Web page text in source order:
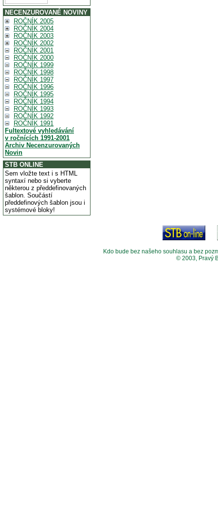
NECENZUROVANÉ NOVINY
ROČNÍK 2005
ROČNÍK 2004
ROČNÍK 2003
ROČNÍK 2002
ROČNÍK 2001
ROČNÍK 2000
ROČNÍK 1999
ROČNÍK 1998
ROČNÍK 1997
ROČNÍK 1996
ROČNÍK 1995
ROČNÍK 1994
ROČNÍK 1993
ROČNÍK 1992
ROČNÍK 1991
Fultextové vyhledávání
v ročnících 1991-2001
Archiv Necenzurovaných
Novin
STB ONLINE
Sem vložte text i s HTML
syntaxí nebo si vyberte
některou z předdefinovaných
šablon. Součástí
předdefinových šablon jsou i
systémové bloky!
Kdo bude bez našeho souhlasu a bez
© 2003, Pravý